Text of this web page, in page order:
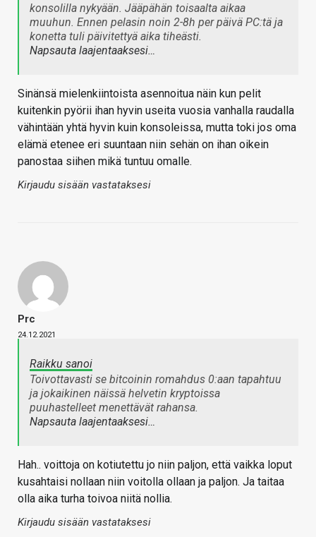
konsolilla nykyään. Jääpähän toisaalta aikaa
muuhun. Ennen pelasin noin 2-8h per päivä PC:tä ja
konetta tuli päivitettyä aika tiheästi.
Napsauta laajentaaksesi…
Sinänsä mielenkiintoista asennoitua näin kun pelit
kuitenkin pyörii ihan hyvin useita vuosia vanhalla raudalla
vähintään yhtä hyvin kuin konsoleissa, mutta toki jos oma
elämä etenee eri suuntaan niin sehän on ihan oikein
panostaa siihen mikä tuntuu omalle.
Kirjaudu sisään vastataksesi
Prc
24.12.2021
Raikku sanoi
Toivottavasti se bitcoinin romahdus 0:aan tapahtuu
ja jokaikinen näissä helvetin kryptoissa
puuhastelleet menettävät rahansa.
Napsauta laajentaaksesi…
Hah.. voittoja on kotiutettu jo niin paljon, että vaikka loput
kusahtaisi nollaan niin voitolla ollaan ja paljon. Ja taitaa
olla aika turha toivoa niitä nollia.
Kirjaudu sisään vastataksesi